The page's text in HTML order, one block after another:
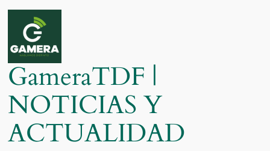
Saltar
contenido
GameraTDF |
NOTICIAS Y
ACTUALIDAD